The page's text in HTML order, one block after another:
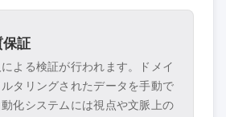
保証
よる検証が行われます。ドメイ
タリングされたデータを手動で
化システムには視点や文脈上の